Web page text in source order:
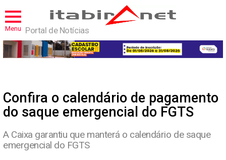
Menu Portal de Notícias
Confira o calendário de pagamento
do saque emergencial do FGTS
A Caixa garantiu que manterá o calendário de saque
emergencial do FGTS